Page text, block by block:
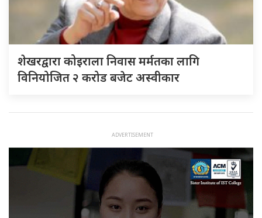
शेखरद्वारा कोइराला निवास मर्मतका लागि
विनियोजित २ करोड बजेट अस्वीकार